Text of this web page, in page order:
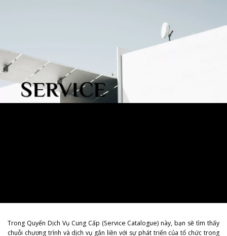
SERVICE
Trong Quyển Dịch Vụ Cung Cấp (Service Catalogue) này, bạn sẽ tìm thấy
chuỗi chương trình và dịch vụ gắn liền với sự phát triển của tổ chức trong